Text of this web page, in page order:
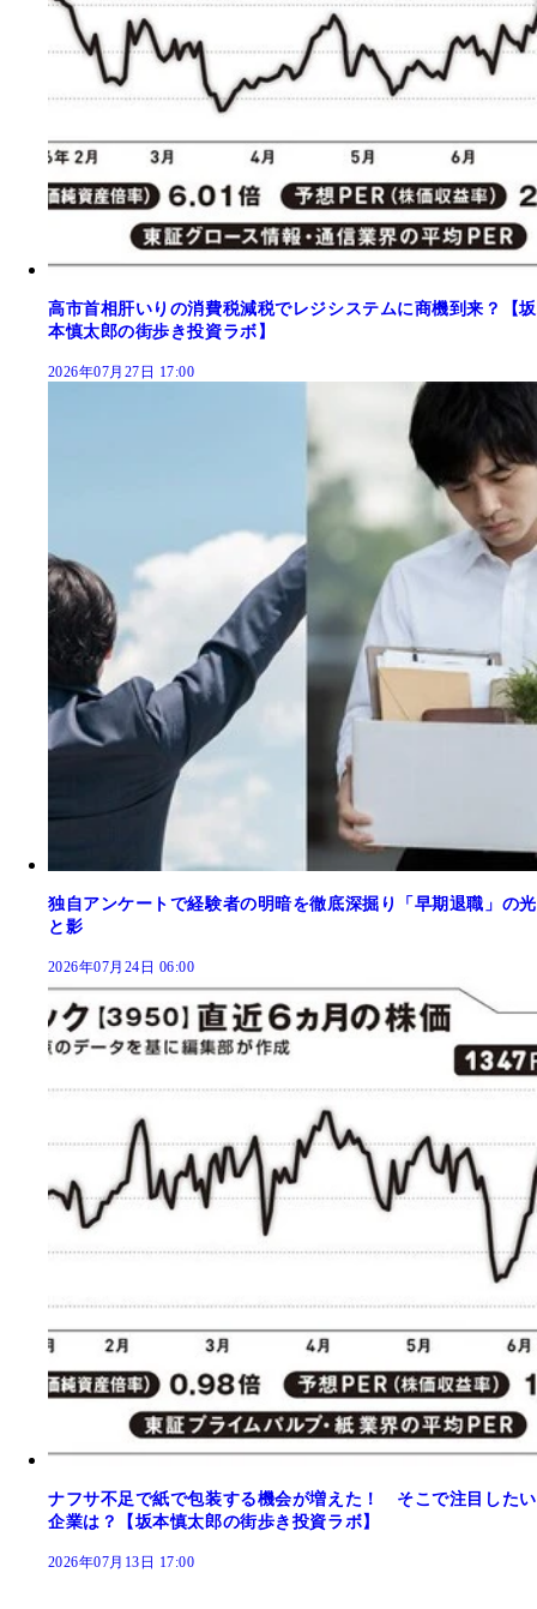
高市首相肝いりの消費税減税でレジシステムに商機到来？【坂
本慎太郎の街歩き投資ラボ】
2026年07月27日 17:00
独自アンケートで経験者の明暗を徹底深掘り「早期退職」の光
と影
2026年07月24日 06:00
ナフサ不足で紙で包装する機会が増えた！ そこで注目したい
企業は？【坂本慎太郎の街歩き投資ラボ】
2026年07月13日 17:00